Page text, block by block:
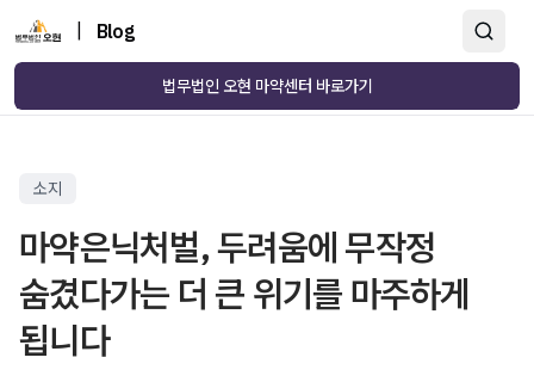
Blog
법무법인 오현 마약센터 바로가기
소지
마약은닉처벌, 두려움에 무작정
숨겼다가는 더 큰 위기를 마주하게
됩니다